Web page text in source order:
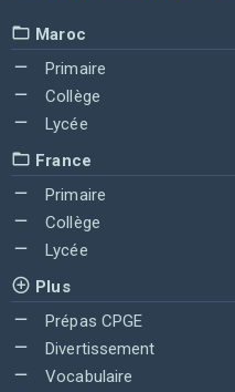
Maroc
Primaire
Collège
Lycée
France
Primaire
Collège
Lycée
Plus
Prépas CPGE
Divertissement
Vocabulaire